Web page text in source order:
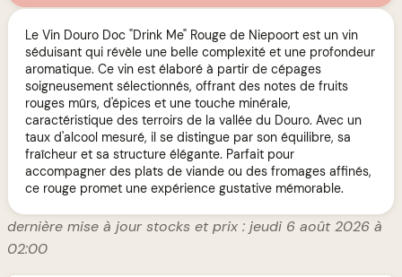
Le Vin Douro Doc "Drink Me" Rouge de Niepoort est un vin
séduisant qui révèle une belle complexité et une profondeur
aromatique. Ce vin est élaboré à partir de cépages
soigneusement sélectionnés, offrant des notes de fruits
rouges mûrs, d'épices et une touche minérale,
caractéristique des terroirs de la vallée du Douro. Avec un
taux d'alcool mesuré, il se distingue par son équilibre, sa
fraîcheur et sa structure élégante. Parfait pour
accompagner des plats de viande ou des fromages affinés,
ce rouge promet une expérience gustative mémorable.
dernière mise à jour stocks et prix : jeudi 6 août 2026 à
02:00